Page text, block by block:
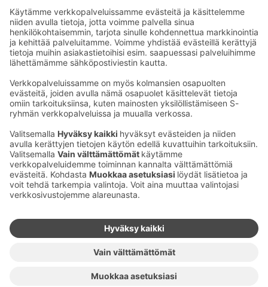
Sähköpostiosoitteet S-ryhmässä ovat muotoa
etunimi.sukunimi@sok.fi
Seuraa meitä:
Muuta evästeasetuksia